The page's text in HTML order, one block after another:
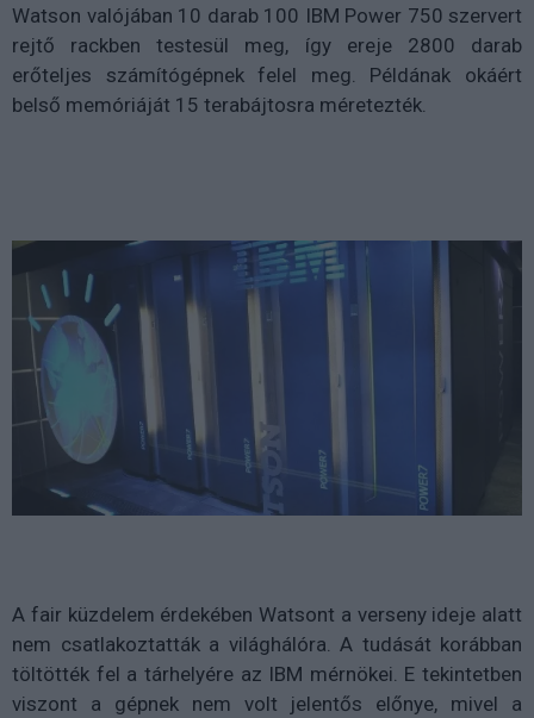
Watson valójában 10 darab 100 IBM Power 750 szervert
rejtő rackben testesül meg, így ereje 2800 darab
erőteljes számítógépnek felel meg. Példának okáért
belső memóriáját 15 terabájtosra méretezték.
A fair küzdelem érdekében Watsont a verseny ideje alatt
nem csatlakoztatták a világhálóra. A tudását korábban
töltötték fel a tárhelyére az IBM mérnökei. E tekintetben
viszont a gépnek nem volt jelentős előnye, mivel a